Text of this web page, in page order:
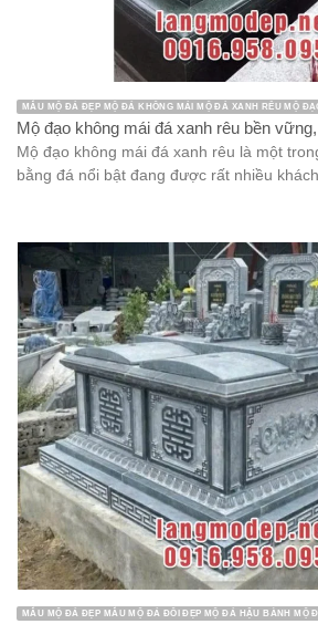
MẪU MỘ ĐÁ ĐẸP MỘ ĐÁ KHÔNG MÁI MỘ ĐÁ XANH RÊU MỘ
Mộ đạo không mái đá xanh rêu bền
Mộ đạo không mái đá xanh rêu là một
bằng đá nổi bật đang được rất nhiều khách
MẪU MỘ ĐÁ ĐẸP MẪU MỘ ĐÁ ĐÔI ĐẸP MỘ ĐÁ HẬU BÀNH MỘ